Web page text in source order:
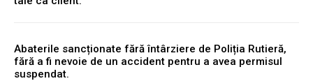
Abaterile sancționate fără întârziere de Poliția Rutieră,
fără a fi nevoie de un accident pentru a avea permisul
suspendat.